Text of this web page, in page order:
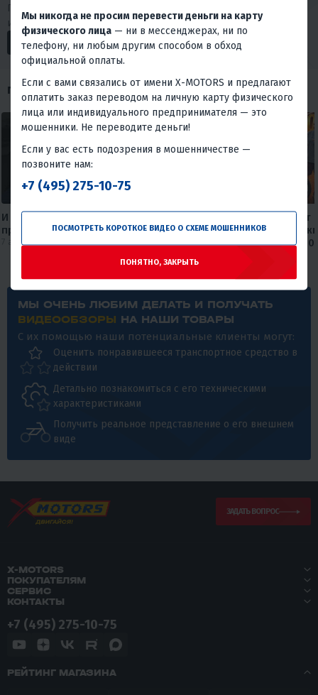
Подписывайся на наши социальные сети. У нас много
интересного.
ПОХОЖИЕ ОБЗОРЫ
И Wi-fi подключил, и мотоцикл
приобрел😅
7 августа 2026
Круизер, который не бьет
карману🔥🔥 Обзор
мотоцикла FAIDET Rebel
30 июля 2026
МЫ ОЧЕНЬ ЛЮБИМ ДЕЛАТЬ И ПОЛУЧАТЬ
ВИДЕООБЗОРЫ НА НАШИ ТОВАРЫ
С их помощью наши потенциальные клиенты могут:
Оценить понравившееся транспортное средство в
действии
Детально познакомиться с его техническими
характеристиками
Получить реальное представление о его внешнем
виде
ЗАДАТЬ ВОПРОС
X-MOTORS
ПОКУПАТЕЛЯМ
СЕРВИС
КОНТАКТЫ
+7 (495) 275-10-75
РЕЙТИНГ МАГАЗИНА
Мы никогда не просим перевести деньги на карту
физического лица — ни в мессенджерах, ни по
телефону, ни любым другим способом в обход
официальной оплаты.
Если с вами связались от имени X-MOTORS и предлагают
оплатить заказ переводом на личную карту физического
лица или индивидуального предпринимателя — это
мошенники. Не переводите деньги!
Если у вас есть подозрения в мошенничестве —
позвоните нам:
+7 (495) 275-10-75
ПОСМОТРЕТЬ КОРОТКОЕ ВИДЕО О СХЕМЕ МОШЕННИКОВ
ПОНЯТНО, ЗАКРЫТЬ